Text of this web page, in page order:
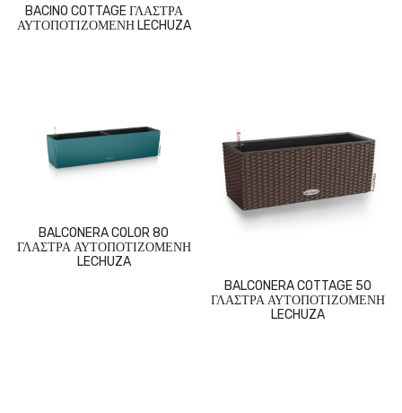
BACINO COTTAGE ΓΛΑΣΤΡΑ
ΑΥΤΟΠΟΤΙΖΟΜΕΝΗ LECHUZA
BALCONERA COLOR 80
ΓΛΑΣΤΡΑ ΑΥΤΟΠΟΤΙΖΟΜΕΝΗ
LECHUZA
BALCONERA COTTAGE 50
ΓΛΑΣΤΡΑ ΑΥΤΟΠΟΤΙΖΟΜΕΝΗ
LECHUZA